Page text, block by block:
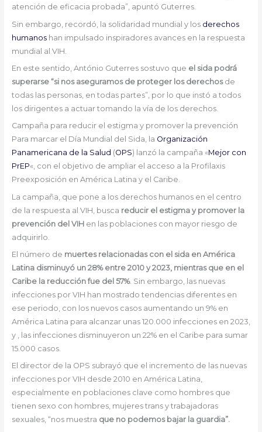
atención de eficacia probada”, apuntó Guterres.
Sin embargo, recordó, la solidaridad mundial y los derechos
humanoshan impulsado inspiradores avances en la respuesta
mundial al VIH.
En este sentido, António Guterres sostuvo que el sida podrá
superarse “si nos aseguramos de proteger los derechosde
todas las personas, en todas partes”, por lo que instó a todos
los dirigentes a actuar tomando la vía de los derechos.
Campaña para reducir el estigma y promover la prevención
Para marcar el Día Mundial del Sida, la Organización
Panamericana de la Salud (OPS) lanzó la campaña «Mejor con
PrEP«, con el objetivo de ampliar el acceso a la Profilaxis
Preexposición en América Latina y el Caribe.
La campaña, que pone a los derechos humanos en el centro
de la respuesta al VIH, busca reducir el estigma y promover la
prevención del VIH en las poblaciones con mayor riesgo de
adquirirlo.
El número de muertes relacionadas con el sida en América
Latina disminuyó un 28% entre 2010 y 2023, mientras que en el
Caribe la reducción fue del 57%. Sin embargo, las nuevas
infecciones por VIH han mostrado tendencias diferentes en
ese periodo, con los nuevos casos aumentando un 9% en
América Latina para alcanzar unas 120.000 infecciones en 2023,
y , las infecciones disminuyeron un 22% en el Caribe para sumar
15.000 casos.
El director de la OPS subrayó que el incremento de las nuevas
infecciones por VIH desde 2010 en América Latina,
especialmente en poblaciones clave como hombres que
tienen sexo con hombres, mujeres trans y trabajadoras
sexuales, “nos muestra que no podemos bajar la guardia”.